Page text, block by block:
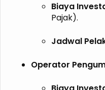
Biaya
Pajak).
Jadwal
Operator